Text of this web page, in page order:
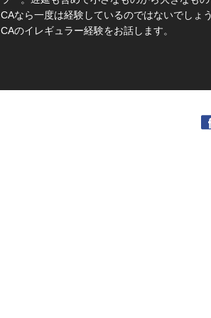
CAなら一度は経験しているのではないでしょ
CAのイレギュラー経験をお話します。